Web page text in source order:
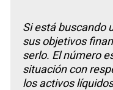
Si está buscando
sus objetivos
serlo. El número
situación con
los activos